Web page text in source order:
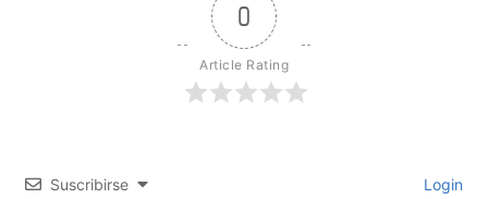
0
Article Rating
Suscribirse Login